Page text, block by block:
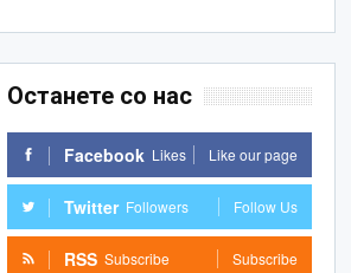
Останете со нас
Facebook Likes Like our page
Twitter Followers Follow Us
RSS Subscribe Subscribe